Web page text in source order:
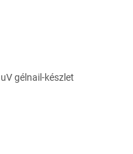
uV gélnail-készlet